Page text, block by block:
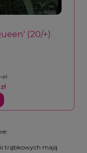
(20/+)
trąbkowych mają